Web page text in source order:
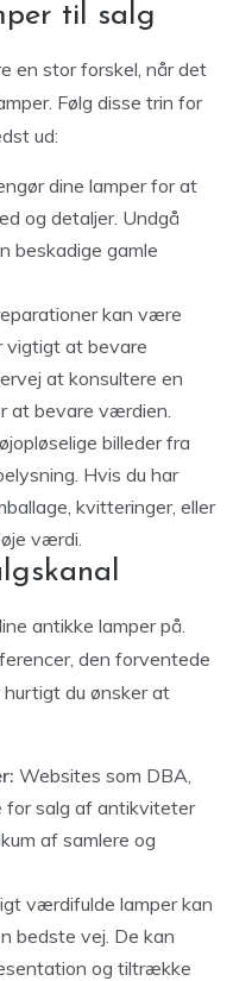
til salg
en stor forskel, når det
Følg disse trin for
ud:
dine lamper for at
og detaljer. Undgå
beskadige gamle
kan være
vigtigt at bevare
at konsultere en
at bevare værdien.
billeder fra
Hvis du har
kvitteringer, eller
værdi.
antikke lamper på.
den forventede
du ønsker at
Websites som DBA,
for salg af antikviteter
af samlere og
værdifulde lamper kan
bedste vej. De kan
og tiltrække